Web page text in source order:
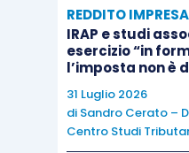
Federazioni sportive
Il provvedimento si
una delega al
nelle discipline
REDDITO
IRAP e studi
esercizio “in
l’imposta non è
31 Luglio 2026
di Sandro Cerato –
Centro Studi